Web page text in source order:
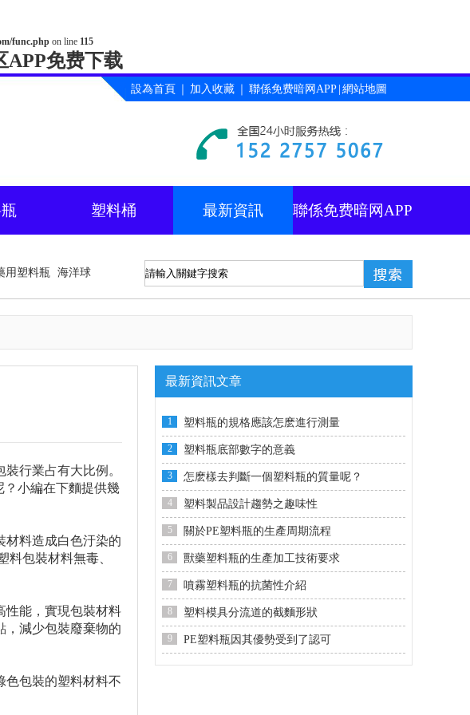
func.php on line 115
APP免费下载
設為首頁 加入收藏 聯係免费暗网APP 網站地圖
塑料桶 最新資訊 聯係免费暗网APP
用塑料瓶 海洋球
行業占有大比例。
？小編在下麵提供幾
材料造成白色汙染的
包裝材料無毒、
性能，實現包裝材料
，減少包裝廢棄物的
色包裝的塑料材料不
最新資訊文章
1 塑料瓶的規格應該怎麽進行測量
2 塑料瓶底部數字的意義
3 怎麽樣去判斷一個塑料瓶的質量呢？
4 塑料製品設計趨勢之趣味性
5 關於PE塑料瓶的生產周期流程
6 獸藥塑料瓶的生產加工技術要求
7 噴霧塑料瓶的抗菌性介紹
8 塑料模具分流道的截麵形狀
9 PE塑料瓶因其優勢受到了認可